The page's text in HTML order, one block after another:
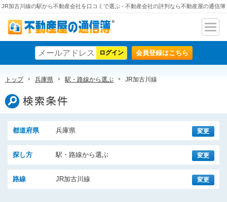
JR加古川線の駅から不動産会社を口コミで選ぶ - 不動産会社の評判なら不動産屋の通信簿
不動産屋の通信簿
ナビ
ン
会員登録はこちら
トップ 兵庫県 駅・路線から選ぶ JR加古川線
検索条件
都道府県 兵庫県 変更
探し方 駅・路線から選ぶ 変更
路線 JR加古川線 変更